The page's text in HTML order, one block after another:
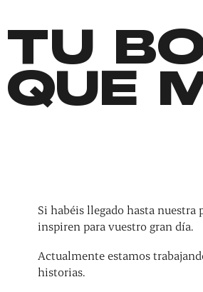
TU
QUE
Si habéis llegado hasta nuestra
inspiren para vuestro gran día.
Actualmente estamos
historias.